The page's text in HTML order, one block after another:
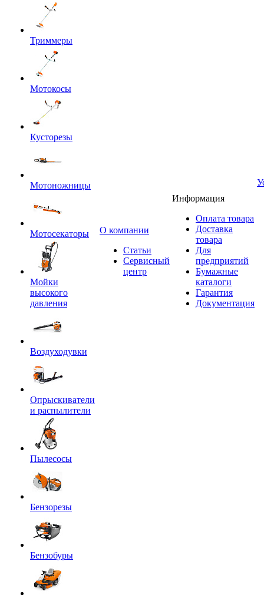
Триммеры
Мотокосы
Кусторезы
Мотоножницы
Мотосекаторы
Мойки
высокого
давления
Воздуходувки
Опрыскиватели
и распылители
Пылесосы
Бензорезы
Бензобуры
O компании
Статьи
Сервисный
центр
Информация
Оплата товара
Доставка
товара
Для
предприятий
Бумажные
каталоги
Гарантия
Документация